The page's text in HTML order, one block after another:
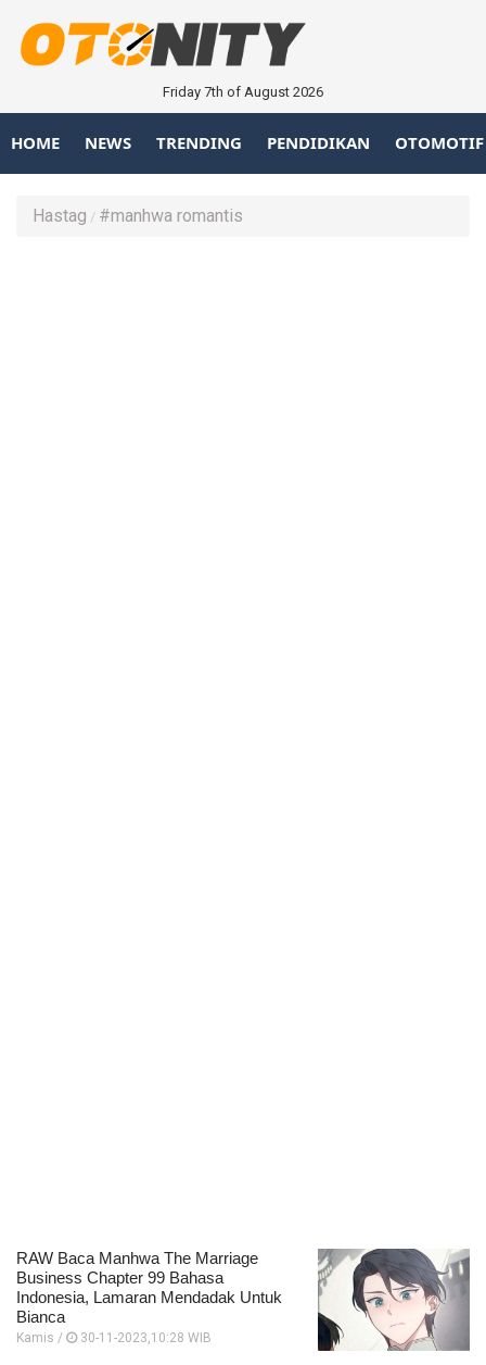
Friday 7th of August 2026
HOME NEWS TRENDING PENDIDIKAN OTOMOTIF
Hastag #manhwa romantis
RAW Baca Manhwa The Marriage
Business Chapter 99 Bahasa
Indonesia, Lamaran Mendadak Untuk
Bianca
Kamis / 30-11-2023,10:28 WIB